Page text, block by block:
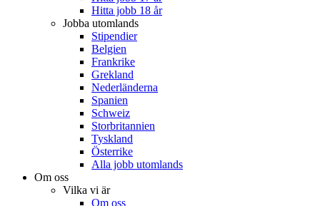
Hitta jobb 18 år
Jobba utomlands
Stipendier
Belgien
Frankrike
Grekland
Nederländerna
Spanien
Schweiz
Storbritannien
Tyskland
Österrike
Alla jobb utomlands
Om oss
Vilka vi är
Om oss